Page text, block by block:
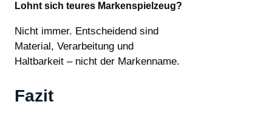
Lohnt sich teures Markenspielzeug?
Nicht immer. Entscheidend sind
Material, Verarbeitung und
Haltbarkeit – nicht der Markenname.
Fazit